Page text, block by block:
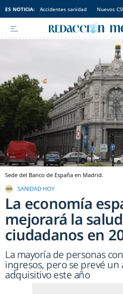
ES NOTICIA: Accidentes sanidad Nuevos
Sede del Banco de España en Madrid.
SANIDAD HOY
La economía
mejorará la
ciudadanos en
La mayoría de personas
ingresos, pero se prevé
adquisitivo este año